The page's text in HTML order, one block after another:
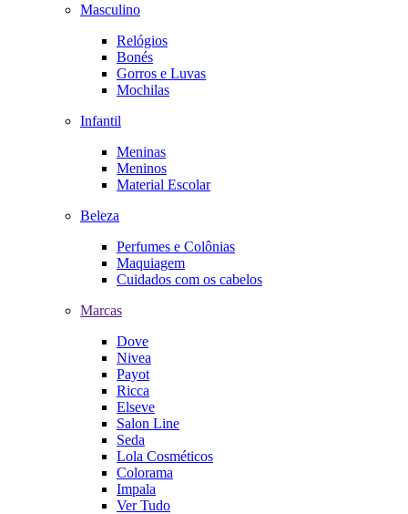
Masculino
Relógios
Bonés
Gorros e Luvas
Mochilas
Infantil
Meninas
Meninos
Material Escolar
Beleza
Perfumes e Colônias
Maquiagem
Cuidados com os cabelos
Marcas
Dove
Nivea
Payot
Ricca
Elseve
Salon Line
Seda
Lola Cosméticos
Colorama
Impala
Ver Tudo